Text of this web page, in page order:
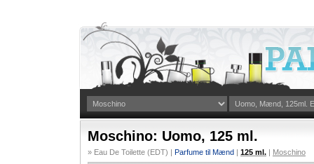
Moschino: Uomo, 125 ml.
» Eau De Toilette (EDT) | Parfume til Mænd | 125 ml. | Moschino